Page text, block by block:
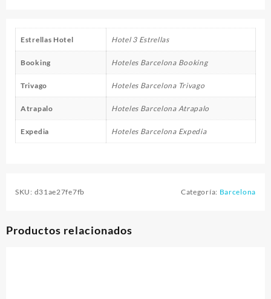
Estrellas Hotel Hotel 3 Estrellas
Booking Hoteles Barcelona Booking
Trivago Hoteles Barcelona Trivago
Atrapalo Hoteles Barcelona Atrapalo
Expedia Hoteles Barcelona Expedia
SKU: d31ae27fe7fb Categoría: Barcelona
Productos relacionados